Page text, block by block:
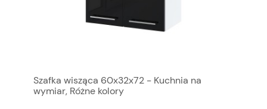
Szafka wisząca 60x32x72 - Kuchnia na
wymiar, Różne kolory